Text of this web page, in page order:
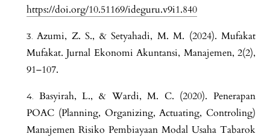
https://doi.org/10.51169/ideguru.v9i1.840
Azumi, Z. S., & Setyahadi, M. M. (2024). Mufakat
Mufakat. Jurnal Ekonomi Akuntansi, Manajemen, 2(2),
91–107.
Basyirah, L., & Wardi, M. C. (2020). Penerapan
POAC (Planning, Organizing, Actuating, Controling)
Manajemen Risiko Pembiayaan Modal Usaha Tabarok